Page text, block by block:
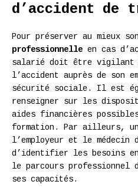
d’accident de
Pour préserver au mieux
professionnelle en cas
salarié doit être vigilant
l’accident auprès de son
sécurité sociale. Il est
renseigner sur les
aides financières
formation. Par ailleurs,
l’employeur et le
d’identifier les besoins
le parcours professionnel
ses capacités.